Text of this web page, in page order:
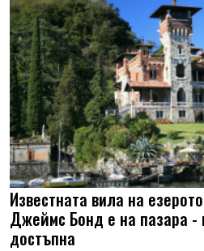
Известната вила на
Джеймс Бонд е на пазара -
достъпна